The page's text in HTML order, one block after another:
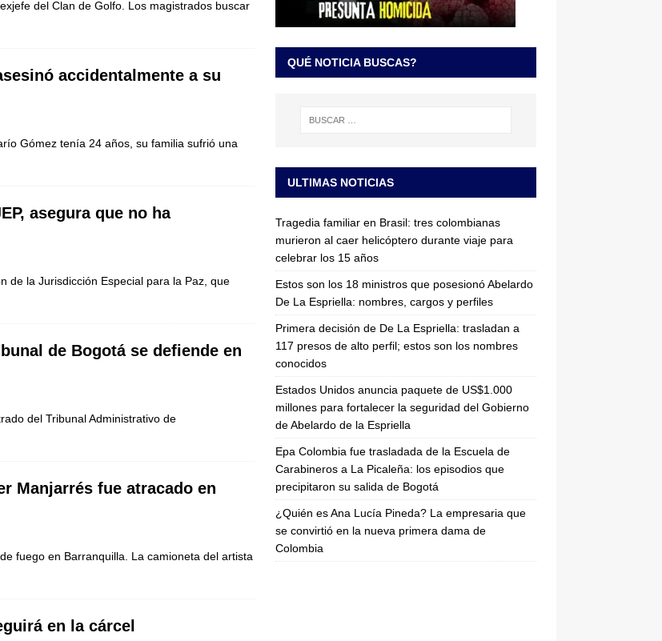
de la Escuela de Carabineros a La Picaleña: los
del Clan de Golfo. Los magistrados buscar
accidentalmente a su
Gómez tenía 24 años, su familia sufrió una
asegura que no ha
de la Jurisdicción Especial para la Paz, que
de Bogotá se defiende en
del Tribunal Administrativo de
Manjarrés fue atracado en
fuego en Barranquilla. La camioneta del artista
en la cárcel
QUÉ NOTICIA BUSCAS?
ULTIMAS NOTICIAS
Tragedia familiar en Brasil: tres colombianas
murieron al caer helicóptero durante viaje para
celebrar los 15 años
Estos son los 18 ministros que posesionó Abelardo
De La Espriella: nombres, cargos y perfiles
Primera decisión de De La Espriella: trasladan a
117 presos de alto perfil; estos son los nombres
conocidos
Estados Unidos anuncia paquete de US$1.000
millones para fortalecer la seguridad del Gobierno
de Abelardo de la Espriella
Epa Colombia fue trasladada de la Escuela de
Carabineros a La Picaleña: los episodios que
precipitaron su salida de Bogotá
¿Quién es Ana Lucía Pineda? La empresaria que
se convirtió en la nueva primera dama de
Colombia